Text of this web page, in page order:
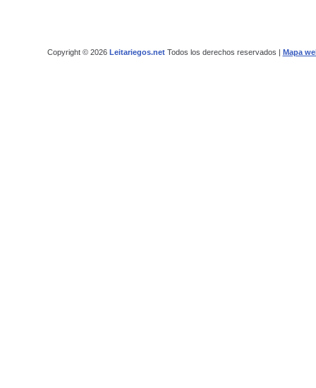
Copyright © 2026 Leitariegos.netTodos los derechos reservados | Mapa